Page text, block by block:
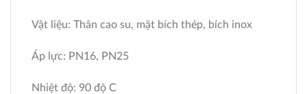
Vật liệu: Thân cao su, mặt bích thép, bích inox
Áp lực: PN16, PN25
Nhiệt độ: 90 độ C